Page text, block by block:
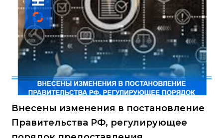
Внесены изменения в постановление
Правительства РФ, регулирующее